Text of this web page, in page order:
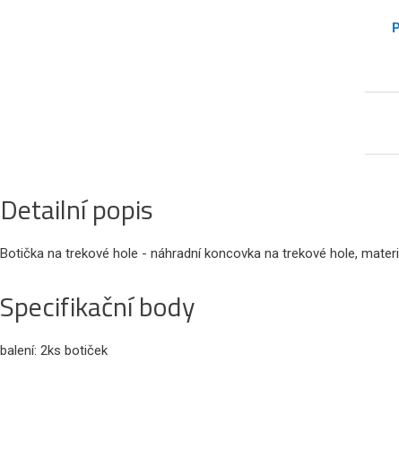
Detailní popis
Botička na trekové hole - náhradní koncovka na trekové hole,
Specifikační body
balení: 2ks botiček